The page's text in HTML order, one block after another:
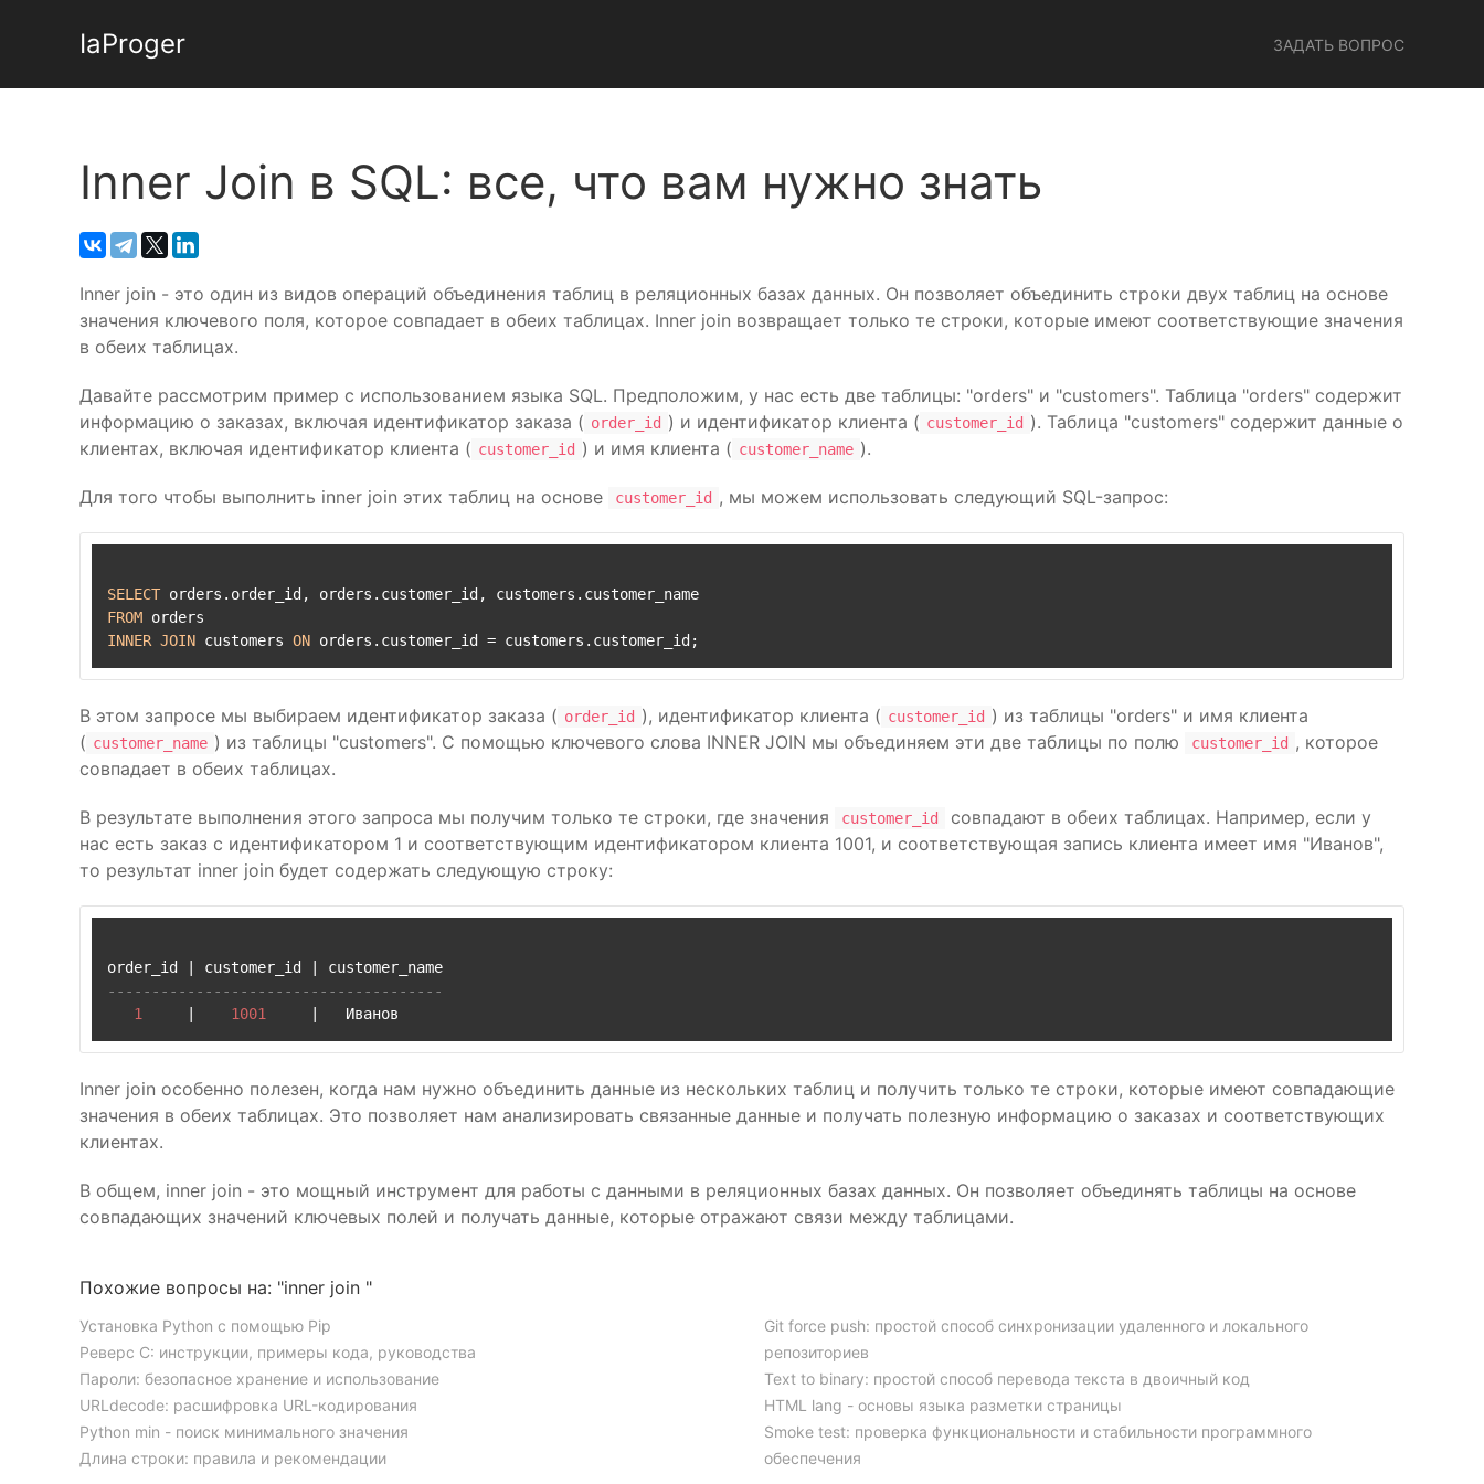
IaProger ЗАДАТЬ ВОПРОС
Inner Join в SQL: все, что вам нужно знать
Inner join - это один из видов операций объединения таблиц в реляционных базах данных. Он позволяет объединить строки двух таблиц на основе
значения ключевого поля, которое совпадает в обеих таблицах. Inner join возвращает только те строки, которые имеют соответствующие значения
в обеих таблицах.
Давайте рассмотрим пример с использованием языка SQL. Предположим, у нас есть две таблицы: "orders" и "customers". Таблица "orders" содержит
информацию о заказах, включая идентификатор заказа ( order_id ) и идентификатор клиента ( customer_id ). Таблица "customers" содержит данные о
клиентах, включая идентификатор клиента ( customer_id ) и имя клиента ( customer_name ).
Для того чтобы выполнить inner join этих таблиц на основе customer_id , мы можем использовать следующий SQL-запрос:
SELECT
FROM
INNER JOIN customers ON orders.customer_id =
В этом запросе мы выбираем идентификатор заказа ( order_id ), идентификатор клиента ( customer_id ) из таблицы "orders" и имя клиента
( customer_name ) из таблицы "customers". С помощью ключевого слова INNER JOIN мы объединяем эти две таблицы по полю customer_id , которое
совпадает в обеих таблицах.
В результате выполнения этого запроса мы получим только те строки, где значения customer_id
совпадают в обеих таблицах. Например, если у
нас есть заказ с идентификатором 1 и соответствующим идентификатором клиента 1001, и соответствующая запись клиента имеет имя "Иванов",
то результат inner join будет содержать следующую строку:
order_id customer_id
--------------------------------------
1
1001
Inner join особенно полезен, когда нам нужно объединить данные из нескольких таблиц и получить только те строки, которые имеют совпадающие
значения в обеих таблицах. Это позволяет нам анализировать связанные данные и получать полезную информацию о заказах и соответствующих
клиентах.
В общем, inner join - это мощный инструмент для работы с данными в реляционных базах данных. Он позволяет объединять таблицы на основе
совпадающих значений ключевых полей и получать данные, которые отражают связи между таблицами.
Похожие вопросы на: "inner join "
Установка Python с помощью Pip
Реверс C: инструкции, примеры кода, руководства
Пароли: безопасное хранение и использование
URLdecode: расшифровка URL-кодирования
Python min - поиск минимального значения
Длина строки: правила и рекомендации
Git force push: простой способ синхронизации удаленного и локального
репозиториев
Text to binary: простой способ перевода текста в двоичный код
HTML lang - основы языка разметки страницы
Smoke test: проверка функциональности и стабильности программного
обеспечения